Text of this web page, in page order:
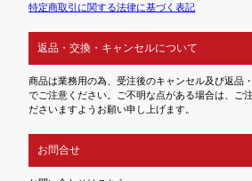
特定商取引に関する法律に基づく表記
返品・交換・キャンセルについて
商品は業務用の為、受注後のキャンセル及び返品
でご注意ください。ご不明な点がある場合は、ご
ださいますようお願い申し上げます。
お問合せ